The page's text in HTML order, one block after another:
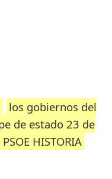
los gobiernos del
de estado 23 de
HISTORIA